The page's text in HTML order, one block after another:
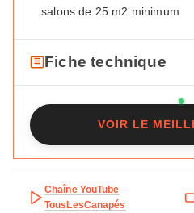
salons de 25 m2 minimum
Fiche technique
c
e
e
Maisons du
Modele Seal
Type Droit XXL
Places
VOIR LE
Chaîne YouTube
TousLesCanapés